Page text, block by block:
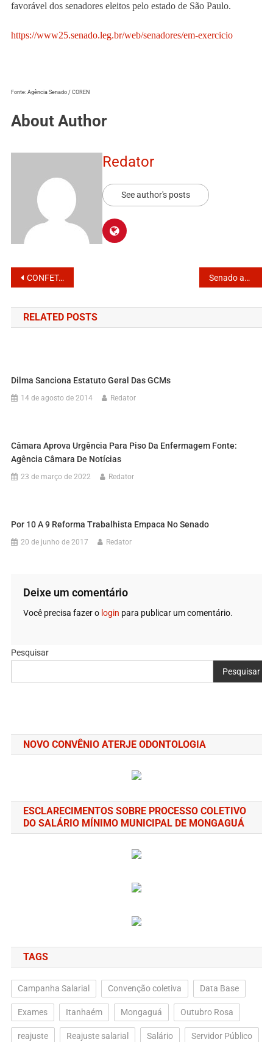
favorável dos senadores eleitos pelo estado de São Paulo.
https://www25.senado.leg.br/web/senadores/em-exercicio
Fonte: Agência Senado / COREN
About Author
Redator
See author's posts
CONFETAM abre Campanha Salarial Unificada 2022 Senado aprova piso salarial para enfermagem; projeto segue para Câmara dos Deputados
RELATED POSTS
Dilma Sanciona Estatuto Geral Das GCMs
14 de agosto de 2014 Redator
Câmara Aprova Urgência Para Piso Da Enfermagem Fonte:
Agência Câmara De Notícias
23 de março de 2022 Redator
Por 10 A 9 Reforma Trabalhista Empaca No Senado
20 de junho de 2017 Redator
Deixe um comentário
Você precisa fazer o login para publicar um comentário.
Pesquisar
Pesquisar
NOVO CONVÊNIO ATERJE ODONTOLOGIA
ESCLARECIMENTOS SOBRE PROCESSO COLETIVO
DO SALÁRIO MÍNIMO MUNICIPAL DE MONGAGUÁ
TAGS
Campanha Salarial Convenção coletiva Data Base
Exames Itanhaém Mongaguá Outubro Rosa
reajuste Reajuste salarial Salário Servidor Público